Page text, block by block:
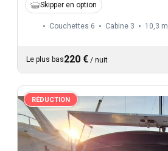
Skipper en option
Couchettes 6 Cabine 3 10,3 m
Le plus bas220 € / nuit
RÉDUCTION